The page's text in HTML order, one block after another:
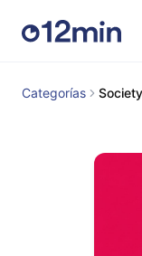
Categorías